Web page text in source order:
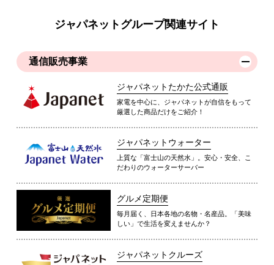
ジャパネットグループ関連サイト
通信販売事業
ジャパネットたかた公式通販
家電を中心に、ジャパネットが自信をもって
厳選した商品だけをご紹介！
ジャパネットウォーター
上質な「富士山の天然水」。安心・安全、こ
だわりのウォーターサーバー
グルメ定期便
毎月届く、日本各地の名物・名産品。「美味
しい」で生活を変えませんか？
ジャパネットクルーズ